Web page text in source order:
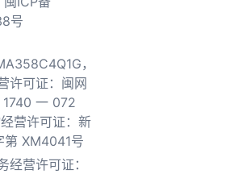
号
，
许可证：闽网
一 072
营许可证：新
第 XM4041号
经营许可证：